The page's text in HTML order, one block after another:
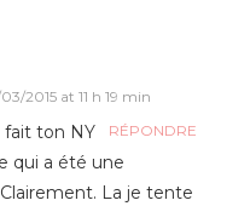
2015 at 11 h 19 min
RÉPONDRE
fait ton NY
qui a été une
La je tente